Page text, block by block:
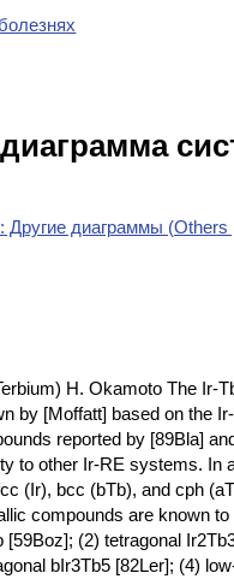
Другие диаграммы (Others
H. Okamoto The Ir-
by [Moffatt] based on the
reported by [89Bla]
to other Ir-RE systems. In
(Ir), bcc (bTb), and cph
compounds are known to
[59Boz]; (2) tetragonal
bIr3Tb5 [82Ler]; (4)